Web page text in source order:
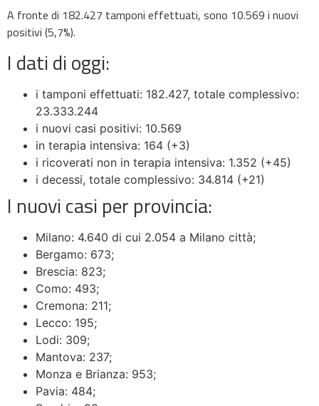
A fronte di 182.427 tamponi effettuati, sono 10.569 i nuovi
positivi (5,7%).
I dati di oggi:
i tamponi effettuati: 182.427, totale complessivo:
23.333.244
i nuovi casi positivi: 10.569
in terapia intensiva: 164 (+3)
i ricoverati non in terapia intensiva: 1.352 (+45)
i decessi, totale complessivo: 34.814 (+21)
I nuovi casi per provincia:
Milano: 4.640 di cui 2.054 a Milano città;
Bergamo: 673;
Brescia: 823;
Como: 493;
Cremona: 211;
Lecco: 195;
Lodi: 309;
Mantova: 237;
Monza e Brianza: 953;
Pavia: 484;